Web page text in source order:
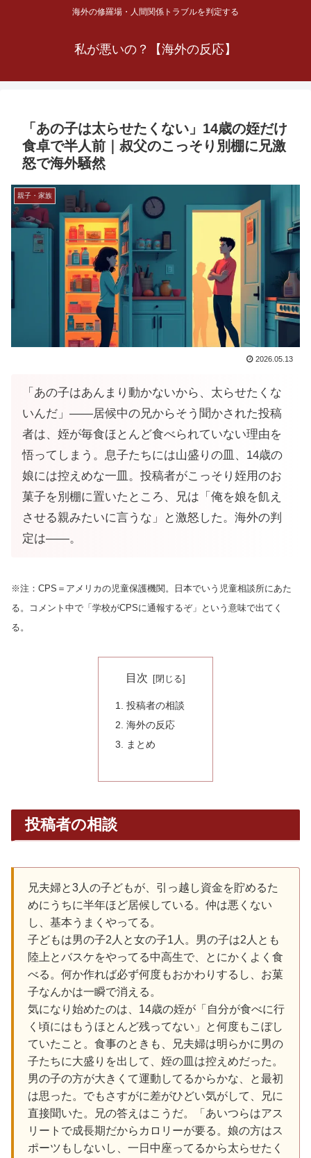
海外の修羅場・人間関係トラブルを判定する
私が悪いの？【海外の反応】
「あの子は太らせたくない」14歳の姪だけ
食卓で半人前｜叔父のこっそり別棚に兄激
怒で海外騒然
親子・家族
2026.05.13
「あの子はあんまり動かないから、太らせたくな
いんだ」——居候中の兄からそう聞かされた投稿
者は、姪が毎食ほとんど食べられていない理由を
悟ってしまう。息子たちには山盛りの皿、14歳の
娘には控えめな一皿。投稿者がこっそり姪用のお
菓子を別棚に置いたところ、兄は「俺を娘を飢え
させる親みたいに言うな」と激怒した。海外の判
定は——。
※注：CPS＝アメリカの児童保護機関。日本でいう児童相談所にあた
る。コメント中で「学校がCPSに通報するぞ」という意味で出てく
る。
目次
投稿者の相談
海外の反応
まとめ
投稿者の相談
兄夫婦と3人の子どもが、引っ越し資金を貯めるた
めにうちに半年ほど居候している。仲は悪くない
し、基本うまくやってる。
子どもは男の子2人と女の子1人。男の子は2人とも
陸上とバスケをやってる中高生で、とにかくよく食
べる。何か作れば必ず何度もおかわりするし、お菓
子なんかは一瞬で消える。
気になり始めたのは、14歳の姪が「自分が食べに行
く頃にはもうほとんど残ってない」と何度もこぼし
ていたこと。食事のときも、兄夫婦は明らかに男の
子たちに大盛りを出して、姪の皿は控えめだった。
男の子の方が大きくて運動してるからかな、と最初
は思った。でもさすがに差がひどい気がして、兄に
直接聞いた。兄の答えはこうだ。「あいつらはアス
リートで成長期だからカロリーが要る。娘の方はス
ポーツもしないし、一日中座ってるから太らせたく